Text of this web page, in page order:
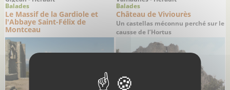
Balades
Le Massif de la Gardiole et
l'Abbaye Saint-Félix de
Montceau
Balades
Château de Viviourès
Un castellas méconnu perché sur le
causse de l’Hortus